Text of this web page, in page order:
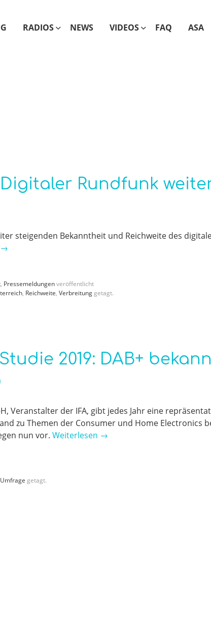
RADIOS NEWS VIDEOS FAQ ASA
Rundfunk
steigenden Bekanntheit und Reichweite des
→
, Pressemeldungenveröffentlicht
, Reichweite, Verbreitung getagt.
2019: DAB+
Veranstalter der IFA, gibt jedes Jahr eine
zu Themen der Consumer und Home Electronics
nun vor. Weiterlesen →
Umfrage getagt.